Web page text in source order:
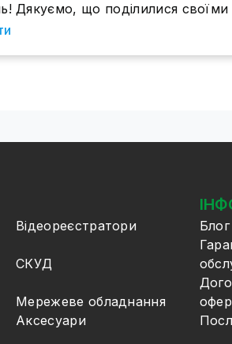
Дякуємо, що поділилися
Відеореєстратори
СКУД
Мережеве обладнання
Аксесуари
Блог